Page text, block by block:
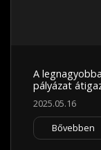
A
pályázat
2025.05.16
Bővebben